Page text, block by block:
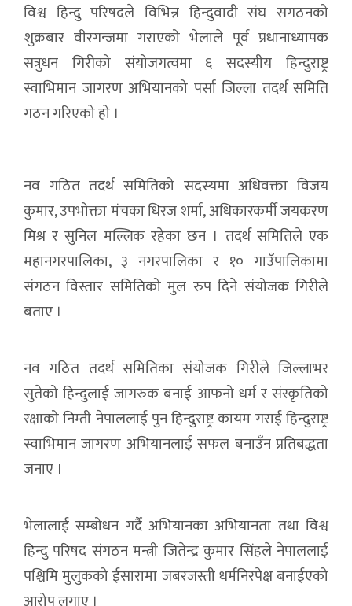
विश्व हिन्दु परिषदले विभिन्न हिन्दुवादी संघ सगठनको
शुक्रबार वीरगन्जमा गराएको भेलाले पूर्व प्रधानाध्यापक
सत्रुधन गिरीको संयोजगत्वमा ६ सदस्यीय हिन्दुराष्ट्र
स्वाभिमान जागरण अभियानको पर्सा जिल्ला तदर्थ समिति
गठन गरिएको हो ।
नव गठित तदर्थ समितिको सदस्यमा अधिवक्ता विजय
कुमार, उपभोक्ता मंचका धिरज शर्मा, अधिकारकर्मी जयकरण
मिश्र र सुनिल मल्लिक रहेका छन । तदर्थ समितिले एक
महानगरपालिका, ३ नगरपालिका र १० गाउँपालिकामा
संगठन विस्तार समितिको मुल रुप दिने संयोजक गिरीले
बताए ।
नव गठित तदर्थ समितिका संयोजक गिरीले जिल्लाभर
सुतेको हिन्दुलाई जागरुक बनाई आफनो धर्म र संस्कृतिको
रक्षाको निम्ती नेपाललाई पुन हिन्दुराष्ट्र कायम गराई हिन्दुराष्ट्र
स्वाभिमान जागरण अभियानलाई सफल बनाउँन प्रतिबद्धता
जनाए ।
भेलालाई सम्बोधन गर्दै अभियानका अभियानता तथा विश्व
हिन्दु परिषद संगठन मन्त्री जितेन्द्र कुमार सिंहले नेपाललाई
पश्चिमि मुलुकको ईसारामा जबरजस्ती धर्मनिरपेक्ष बनाईएको